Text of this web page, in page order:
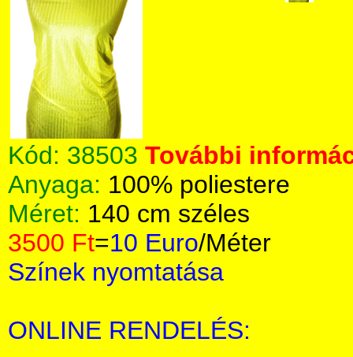
Kód: 38503 További
Anyaga: 100% poliestere
Méret: 140 cm széles
3500 Ft=10 Euro/Méter
Színek nyomtatása
ONLINE RENDELÉS: